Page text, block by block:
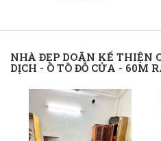
NHÀ ĐẸP DOÃN KẾ THIỆN
DỊCH - Ô TÔ ĐỖ CỬA - 60M